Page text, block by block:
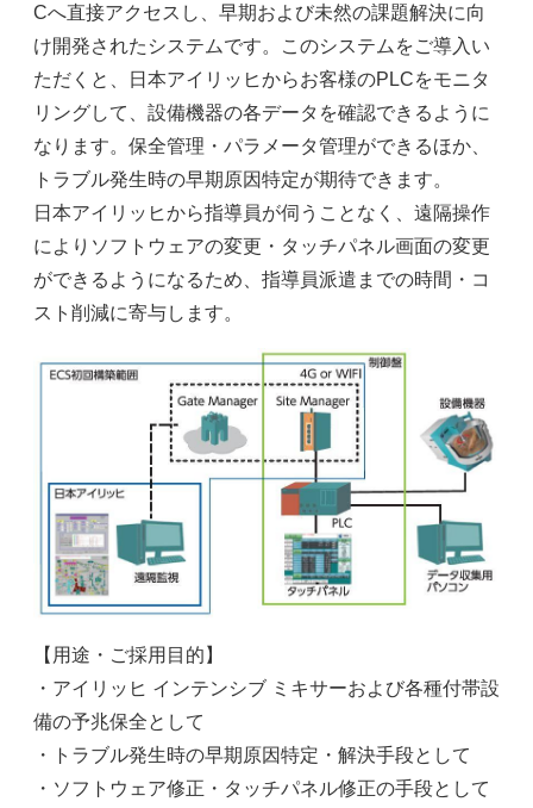
Cへ直接アクセスし、早期および未然の課題解決に向
け開発されたシステムです。このシステムをご導入い
ただくと、日本アイリッヒからお客様のPLCをモニタ
リングして、設備機器の各データを確認できるように
なります。保全管理・パラメータ管理ができるほか、
トラブル発生時の早期原因特定が期待できます。
日本アイリッヒから指導員が伺うことなく、遠隔操作
によりソフトウェアの変更・タッチパネル画面の変更
ができるようになるため、指導員派遣までの時間・コ
スト削減に寄与します。
【用途・ご採用目的】
・アイリッヒ インテンシブ ミキサーおよび各種付帯設
備の予兆保全として
・トラブル発生時の早期原因特定・解決手段として
・ソフトウェア修正・タッチパネル修正の手段として